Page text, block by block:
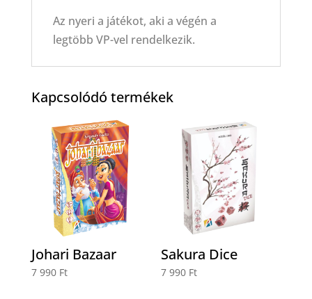
Az nyeri a játékot, aki a végén a
legtöbb VP-vel rendelkezik.
Kapcsolódó termékek
Johari Bazaar
7 990 Ft
Sakura Dice
7 990 Ft